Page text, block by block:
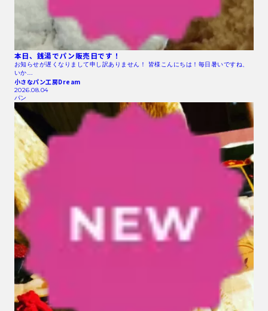
本日、銭湯でパン販売日です！
お知らせが遅くなりまして申し訳ありません！ 皆様こんにちは！毎日暑いですね、
いか…
小さなパン工房Dream
2026.08.04
パン